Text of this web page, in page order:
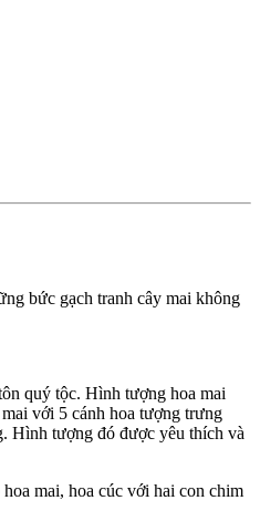
bức gạch tranh cây mai không
quý tộc. Hình tượng hoa mai
với 5 cánh hoa tượng trưng
Hình tượng đó được yêu thích và
mai, hoa cúc với hai con chim